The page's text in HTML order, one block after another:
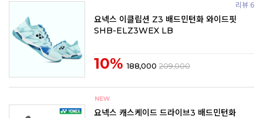
리뷰 6
요넥스 이클립션 Z3 배드민턴화 와이드핏
SHB-ELZ3WEX LB
10% 188,000 209,000
요넥스 캐스케이드 드라이브3 배드민턴화